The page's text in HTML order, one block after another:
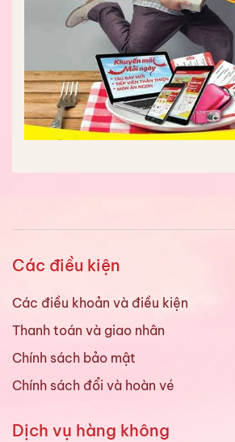
Các điều kiện
Các điều khoản và điều kiện
Thanh toán và giao nhân
Chính sách bảo mật
Chính sách đổi và hoàn vé
Dịch vụ hàng không